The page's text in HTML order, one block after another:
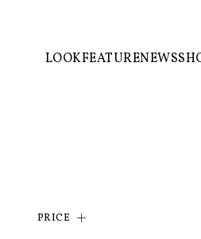
LOOKFEATURENEWS
PRICE